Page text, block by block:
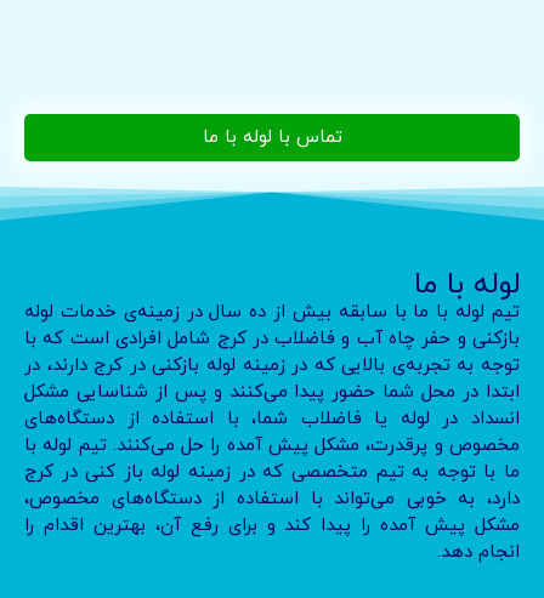
تماس با لوله با ما
لوله با ما
تیم لوله با ما با سابقه بیش از ده سال در زمینه‌ی خدمات لوله
بازکنی و حفر چاه آب و فاضلاب در کرج شامل افرادی است که با
توجه به تجربه‌ی بالایی که در زمینه لوله بازکنی در کرج دارند، در
ابتدا در محل شما حضور پیدا می‌کنند و پس از شناسایی مشکل
انسداد در لوله یا فاضلاب شما، با استفاده از دستگاه‌های
مخصوص و پرقدرت، مشکل پیش آمده را حل می‌کنند. تیم لوله با
ما با توجه به تیم متخصصی که در زمینه لوله باز کنی در کرج
دارد، به خوبی می‌تواند با استفاده از دستگاه‌های مخصوص،
مشکل پیش آمده را پیدا کند و برای رفع آن، بهترین اقدام را
انجام دهد.